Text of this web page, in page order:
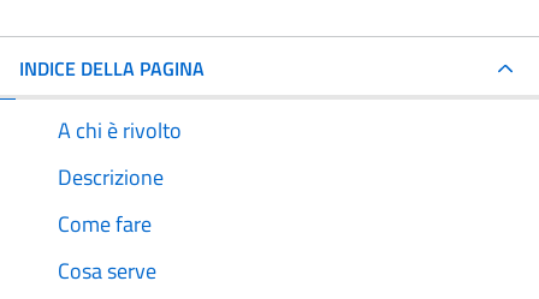
INDICE DELLA PAGINA
A chi è rivolto
Descrizione
Come fare
Cosa serve